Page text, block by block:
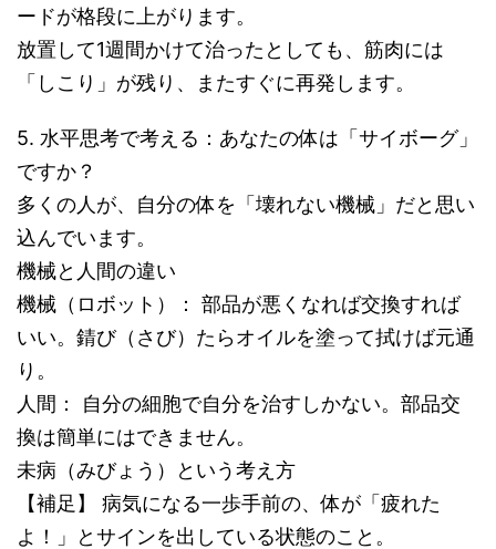
ードが格段に上がります。
放置して1週間かけて治ったとしても、筋肉には
「しこり」が残り、またすぐに再発します。
5. 水平思考で考える：あなたの体は「サイボーグ」
ですか？
多くの人が、自分の体を「壊れない機械」だと思い
込んでいます。
機械と人間の違い
機械（ロボット）： 部品が悪くなれば交換すれば
いい。錆び（さび）たらオイルを塗って拭けば元通
り。
人間： 自分の細胞で自分を治すしかない。部品交
換は簡単にはできません。
未病（みびょう）という考え方
【補足】 病気になる一歩手前の、体が「疲れた
よ！」とサインを出している状態のこと。